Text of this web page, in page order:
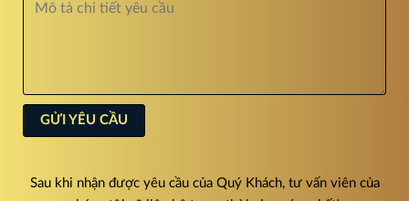
Sau khi nhận được yêu cầu của Quý Khách, tư vấn viên của